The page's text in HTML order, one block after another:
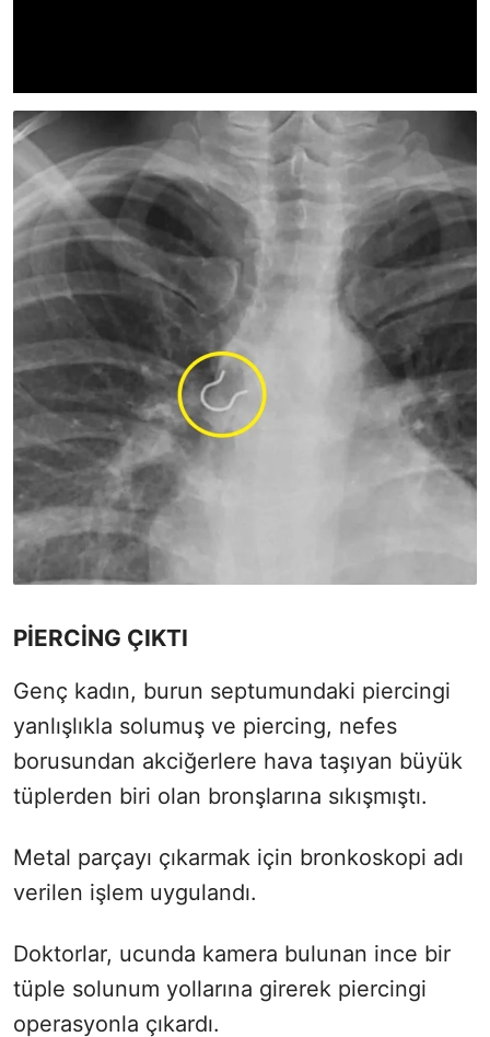
PİERCİNG ÇIKTI
Genç kadın, burun septumundaki piercingi
yanlışlıkla solumuş ve piercing, nefes
borusundan akciğerlere hava taşıyan büyük
tüplerden biri olan bronşlarına sıkışmıştı.
Metal parçayı çıkarmak için bronkoskopi adı
verilen işlem uygulandı.
Doktorlar, ucunda kamera bulunan ince bir
tüple solunum yollarına girerek piercingi
operasyonla çıkardı.